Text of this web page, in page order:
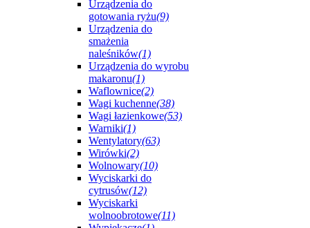
Urządzenia do
gotowania ryżu(9)
Urządzenia do
smażenia
naleśników(1)
Urządzenia do wyrobu
makaronu(1)
Waflownice(2)
Wagi kuchenne(38)
Wagi łazienkowe(53)
Warniki(1)
Wentylatory(63)
Wirówki(2)
Wolnowary(10)
Wyciskarki do
cytrusów(12)
Wyciskarki
wolnoobrotowe(11)